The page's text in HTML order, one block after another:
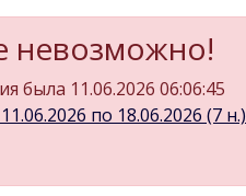
невозможно!
была 11.06.2026 06:06:45
по 18.06.2026 (7 н.)